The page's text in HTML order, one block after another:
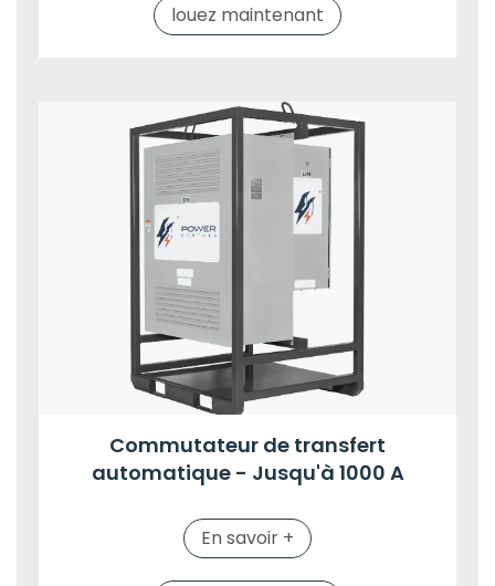
louez maintenant
Commutateur de transfert
automatique - Jusqu'à 1000 A
En savoir +